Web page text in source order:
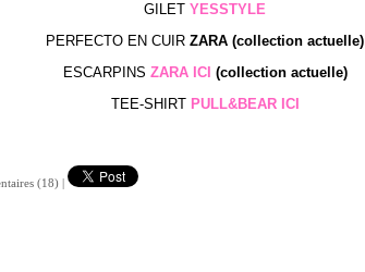
GILET YESSTYLE
PERFECTO EN CUIR ZARA (collection actuelle)
ESCARPINS ZARA ICI (collection actuelle)
TEE-SHIRT PULL&BEAR ICI
(18) |